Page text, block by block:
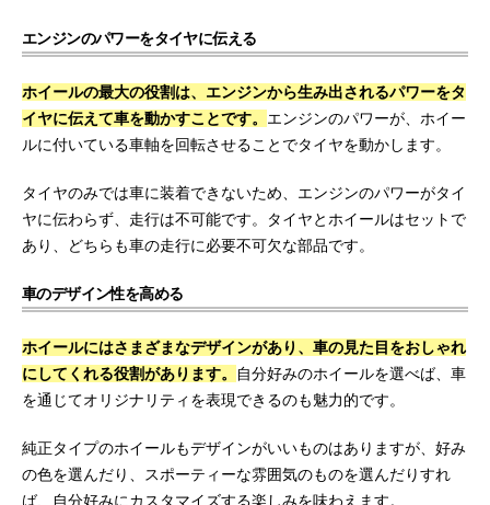
エンジンのパワーをタイヤに伝える
ホイールの最大の役割は、エンジンから生み出されるパワーをタ
イヤに伝えて車を動かすことです。 エンジンのパワーが、ホイー
ルに付いている車軸を回転させることでタイヤを動かします。
タイヤのみでは車に装着できないため、エンジンのパワーがタイ
ヤに伝わらず、走行は不可能です。タイヤとホイールはセットで
あり、どちらも車の走行に必要不可欠な部品です。
車のデザイン性を高める
ホイールにはさまざまなデザインがあり、車の見た目をおしゃれ
にしてくれる役割があります。
自分好みのホイールを選べば、車
を通じてオリジナリティを表現できるのも魅力的です。
純正タイプのホイールもデザインがいいものはありますが、好み
の色を選んだり、スポーティーな雰囲気のものを選んだりすれ
ば、自分好みにカスタマイズする楽しみを味わえます。